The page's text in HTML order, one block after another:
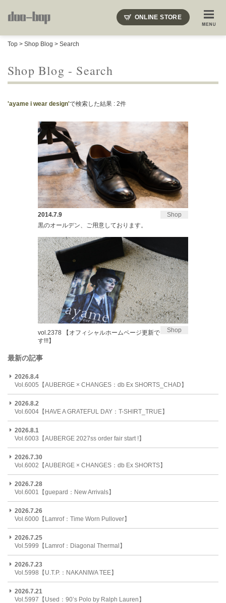
ONLINE STORE
Top > Shop Blog > Search
Shop Blog - Search
'ayame i wear design'で検索した結果 : 2件
Shop
2014.7.9
黒のオールデン、ご用意しております。
Shop
vol.2378 【オフィシャルホームページ更新で
す!!!】
最新の記事
2026.8.4
Vol.6005【AUBERGE × CHANGES：db Ex SHORTS_CHAD】
2026.8.2
Vol.6004【HAVE A GRATEFUL DAY：T-SHIRT_TRUE】
2026.8.1
Vol.6003【AUBERGE 2027ss order fair start !】
2026.7.30
Vol.6002【AUBERGE × CHANGES：db Ex SHORTS】
2026.7.28
Vol.6001【guepard：New Arrivals】
2026.7.26
Vol.6000【Lamrof：Time Worn Pullover】
2026.7.25
Vol.5999【Lamrof：Diagonal Thermal】
2026.7.23
Vol.5998【U.T.P.：NAKANIWA TEE】
2026.7.21
Vol.5997【Used：90’s Polo by Ralph Lauren】